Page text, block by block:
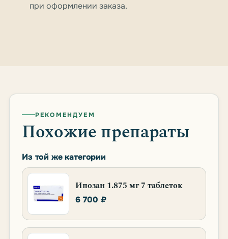
при оформлении заказа.
РЕКОМЕНДУЕМ
Похожие препараты
Из той же категории
Ипозан 1.875 мг 7 таблеток
6 700 ₽